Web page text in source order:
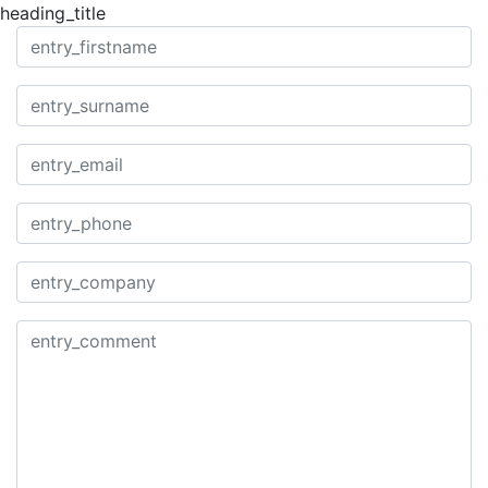
heading_title